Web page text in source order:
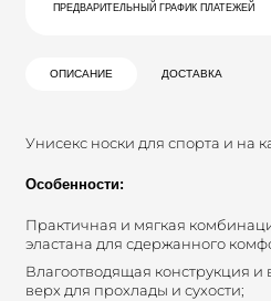
ПРЕДВАРИТЕЛЬНЫЙ ГРАФИК ПЛАТЕЖЕЙ
ОПИСАНИЕ ДОСТАВКА
Унисекс носки для спорта и на
Особенности:
Практичная и мягкая
эластана для сдержанного
Влагоотводящая конструкция
верх для прохлады и сухости;